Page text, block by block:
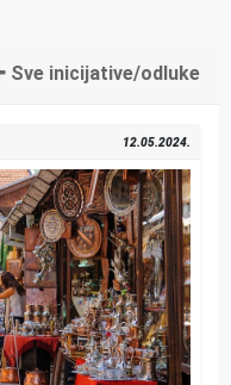
Sve inicijative/odluke
12.05.2024.